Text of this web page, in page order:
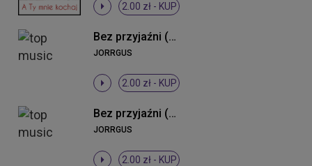
2.00 zł - KUP
Bez przyjaźni (Radio Edit)
JORRGUS
2.00 zł - KUP
Bez przyjaźni (Remix)
JORRGUS
2.00 zł - KUP